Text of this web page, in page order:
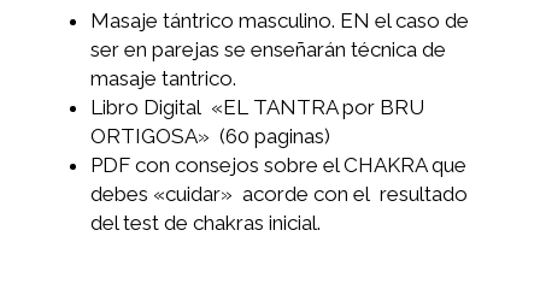
Masaje tántrico masculino. EN el caso de
ser en parejas se enseñarán técnica de
masaje tantrico.
Libro Digital «EL TANTRA por BRU
ORTIGOSA» (60 paginas)
PDF con consejos sobre el CHAKRA que
debes «cuidar» acorde con el resultado
del test de chakras inicial.